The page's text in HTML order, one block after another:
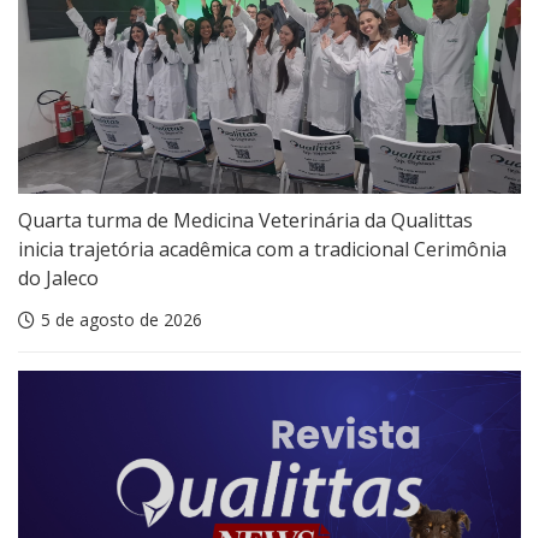
Quarta turma de Medicina Veterinária da Qualittas
inicia trajetória acadêmica com a tradicional Cerimônia
do Jaleco
5 de agosto de 2026